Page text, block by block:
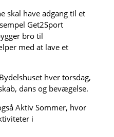
skal have adgang til et
Get2Sport
bro til
med at lave et
hver torsdag,
dans og bevægelse.
Aktiv Sommer, hvor
i